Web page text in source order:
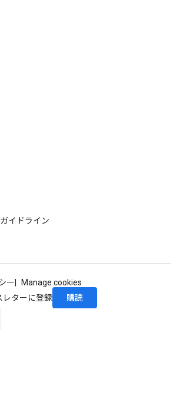
イドライン
ー
Manage cookies
レターに登録
購読